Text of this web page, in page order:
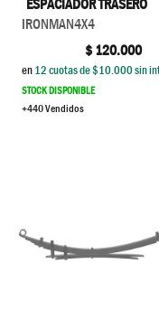
ESPACIADOR TRASERO
IRONMAN4X4
$120.000
en12cuotas de $10.000sin
STOCK DISPONIBLE
+440 Vendidos